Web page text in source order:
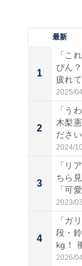
最新
1
「こ
ぴん
疲れ
表...
2025/
2
「う
木梨
ださ
S...
2024/
3
「リ
ちら
「可
情...
2023/
4
「ガ
段・
kg！
2026/